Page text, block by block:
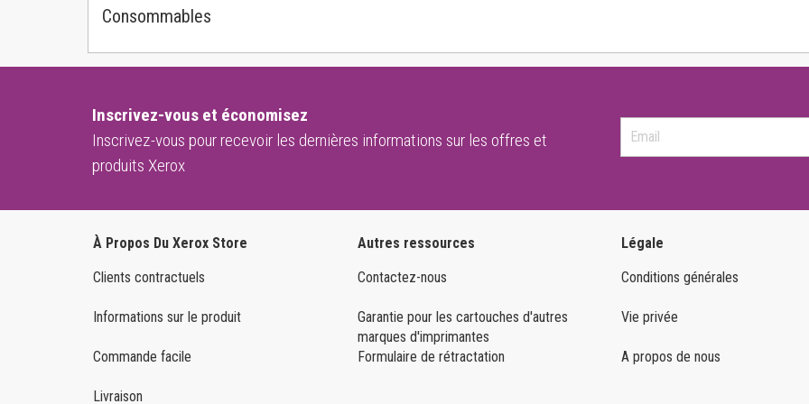
Consommables
Inscrivez-vous et économisez
Inscrivez-vous pour recevoir les dernières informations sur les offres et
produits Xerox
À Propos Du Xerox Store
Clients contractuels
Informations sur le produit
Commande facile
Livraison
Autres ressources
Contactez-nous
Garantie pour les cartouches d'autres
marques d'imprimantes
Formulaire de rétractation
Légale
Conditions générales
Vie privée
A propos de nous